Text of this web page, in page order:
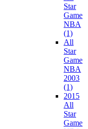
Star
Game
NBA
(1)
All
Star
Game
NBA
2003
(1)
2015
All
Star
Game